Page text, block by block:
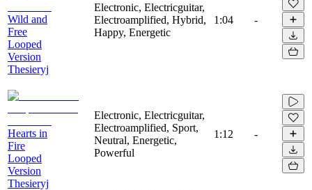
Wild and
Free
Looped
Version
Thesieryj
Electronic, Electricguitar,
Electroamplified, Hybrid,
Happy, Energetic
1:04 -
Hearts in
Fire
Looped
Version
Thesieryj
Electronic, Electricguitar,
Electroamplified, Sport,
Neutral, Energetic,
Powerful
1:12 -